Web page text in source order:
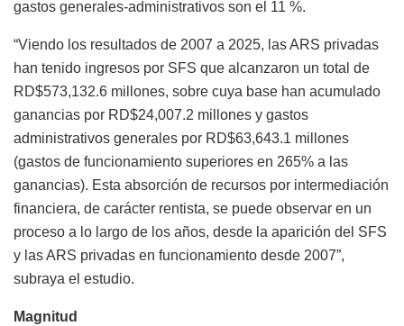
gastos generales-administrativos son el 11 %.
“Viendo los resultados de 2007 a 2025, las ARS privadas
han tenido ingresos por SFS que alcanzaron un total de
RD$573,132.6 millones, sobre cuya base han acumulado
ganancias por RD$24,007.2 millones y gastos
administrativos generales por RD$63,643.1 millones
(gastos de funcionamiento superiores en 265% a las
ganancias). Esta absorción de recursos por intermediación
financiera, de carácter rentista, se puede observar en un
proceso a lo largo de los años, desde la aparición del SFS
y las ARS privadas en funcionamiento desde 2007”,
subraya el estudio.
Magnitud